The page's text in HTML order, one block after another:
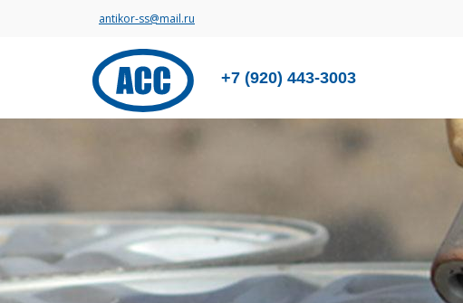
antikor-ss@mail.ru
+7 (920) 443-3003